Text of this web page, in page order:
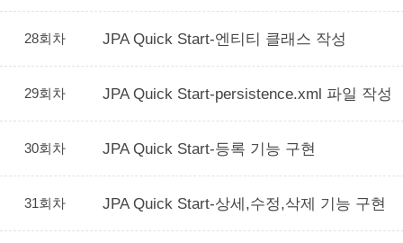
28회차 JPA Quick Start-엔티티 클래스 작성
29회차 JPA Quick Start-persistence.xml 파일 작성
30회차 JPA Quick Start-등록 기능 구현
31회차 JPA Quick Start-상세,수정,삭제 기능 구현